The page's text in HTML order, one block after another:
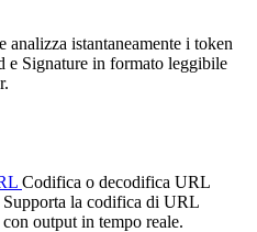
analizza istantaneamente i token
e Signature in formato leggibile
Codifica o decodifica URL
Supporta la codifica di URL
output in tempo reale.